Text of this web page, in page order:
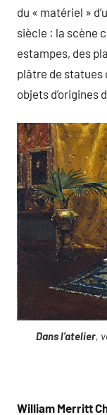
du « matériel »
siècle : la scène
estampes, des
plâtre de statues
objets d’origines
Dans l’atelier,
William Merritt